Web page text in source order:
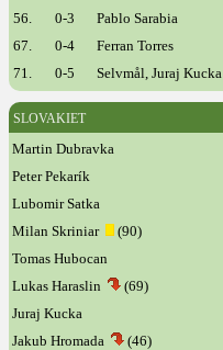
56.
0-3
Pablo Sarabia
67.
0-4
Ferran Torres
71.
0-5 Selvmål, Juraj Kucka
SLOVAKIET
Martin Dubravka
Peter Pekarík
Lubomir Satka
Milan Skriniar
(90)
Tomas Hubocan
Lukas Haraslin
(69)
Juraj Kucka
Jakub Hromada
(46)